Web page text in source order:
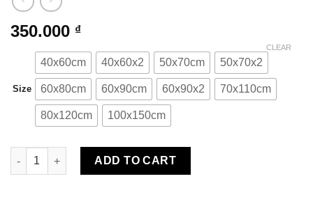
350.000 ₫
Size
40x60cm 40x60x2 50x70cm 50x70x2
60x80cm 60x90cm 60x90x2 70x110cm
80x120cm 100x150cm
CLEAR
Bộ 2 Tranh Canvas Đại Dương Cá Trừu Tượng TB-805 quantity
ADD TO CART